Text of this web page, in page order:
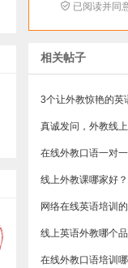
 已阅读并同
相关帖子
在线外教口语一对
线上外教课哪家好